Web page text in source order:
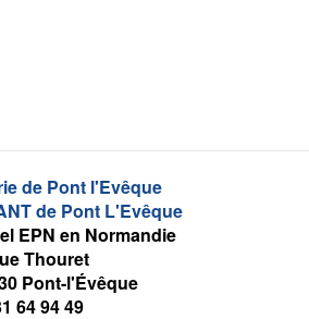
de Pont l'Evêque
de Pont L'Evêque
EPN en Normandie
Thouret
Pont-l'Évêque
64 94 49